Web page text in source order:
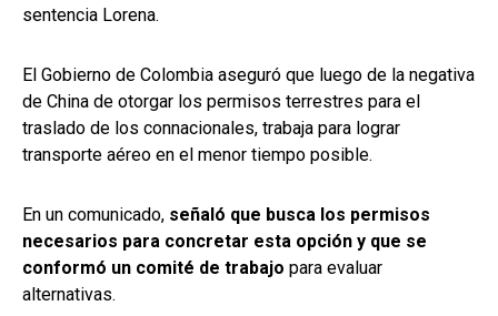
sentencia Lorena.
El Gobierno de Colombia aseguró que luego de la negativa
de China de otorgar los permisos terrestres para el
traslado de los connacionales, trabaja para lograr
transporte aéreo en el menor tiempo posible.
En un comunicado, señaló que busca los permisos
necesarios para concretar esta opción y que se
conformó un comité de trabajo para evaluar
alternativas.